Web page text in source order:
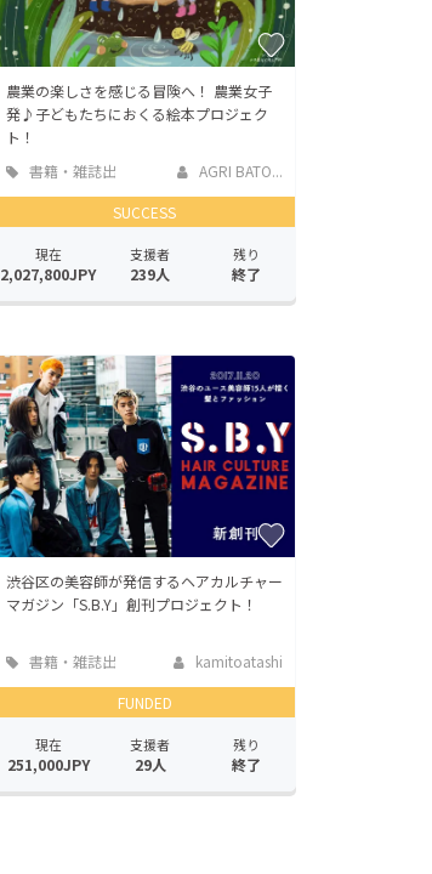
農業の楽しさを感じる冒険へ！ 農業女子
発♪子どもたちにおくる絵本プロジェク
ト！
書籍・雑誌出
版
AGRI BATO...
SUCCESS
現在
2,027,800JPY
支援者
239人
残り
終了
渋谷区の美容師が発信するヘアカルチャー
マガジン「S.B.Y」創刊プロジェクト！
書籍・雑誌出
版
kamitoatashi
FUNDED
現在
251,000JPY
支援者
29人
残り
終了